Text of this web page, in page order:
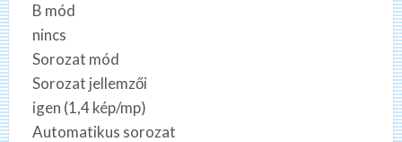
B mód
nincs
Sorozat mód
Sorozat jellemzői
igen (1,4 kép/mp)
Automatikus sorozat